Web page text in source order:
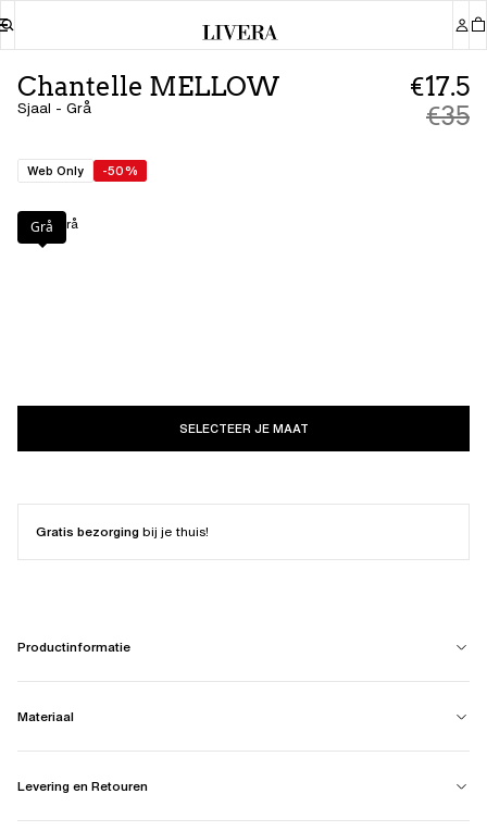
Chantelle MELLOW
Sjaal - Grå
€17.5
€35
Web Only -50%
Kleur: Grå
Grå
SELECTEER JE MAAT
Gratis bezorgingbij je thuis!
Productinformatie
Materiaal
Levering en Retouren